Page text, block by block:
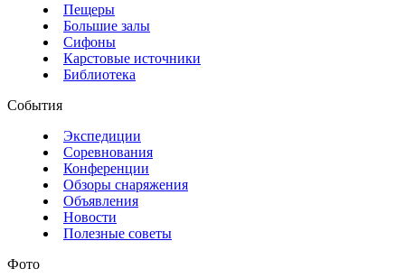
Пещеры
Большие залы
Сифоны
Карстовые источники
Библиотека
События
Экспедиции
Соревнования
Конференции
Обзоры снаряжения
Объявления
Новости
Полезные советы
Фото